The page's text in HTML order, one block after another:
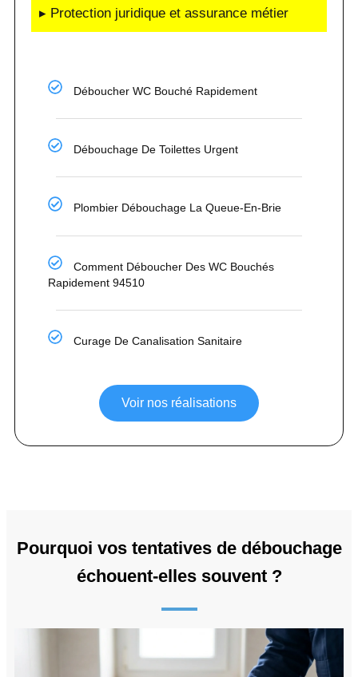
▸ Protection juridique et assurance métier
Déboucher WC Bouché Rapidement
Débouchage De Toilettes Urgent
Plombier Débouchage La Queue-En-Brie
Comment Déboucher Des WC Bouchés
Rapidement 94510
Curage De Canalisation Sanitaire
Voir nos réalisations
Pourquoi vos tentatives de débouchage
échouent-elles souvent ?